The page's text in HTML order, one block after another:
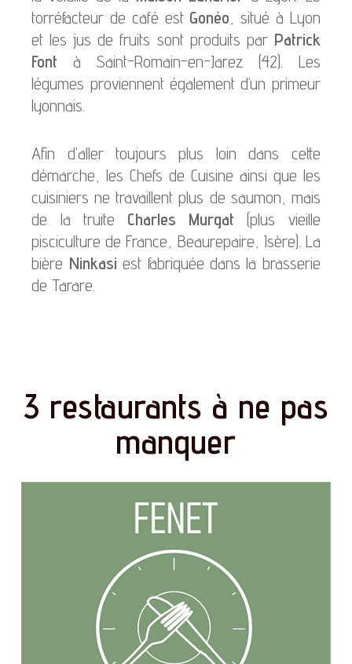
torréfacteur de café est Gonéo , situé à Lyon
et les jus de fruits sont produits par Patrick
Font à Saint-Romain-en-Jarez (42). Les
légumes proviennent également d’un primeur
lyonnais.
Afin d’aller toujours plus loin dans cette
démarche, les Chefs de Cuisine ainsi que les
cuisiniers ne travaillent plus de saumon, mais
de la truite Charles Murgat (plus vieille
pisciculture de France, Beaurepaire, Isère). La
bière Ninkasiest fabriquée dans la brasserie
de Tarare.
3 restaurants à ne pas
manquer